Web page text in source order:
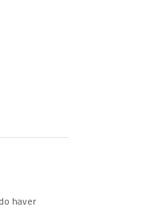
haver